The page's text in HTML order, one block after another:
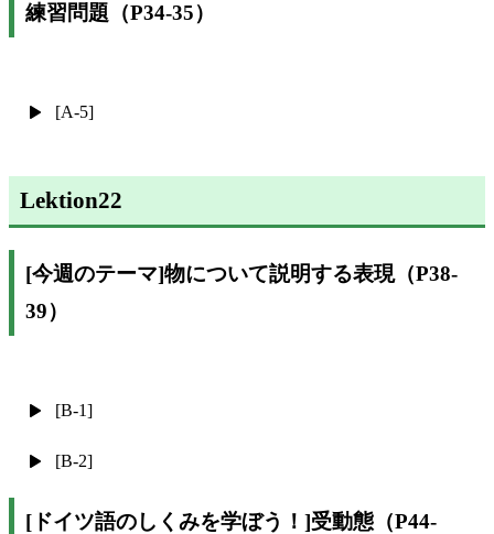
練習問題（P34-35）
[A-5]
Lektion22
[今週のテーマ]物について説明する表現（P38-
39）
[B-1]
[B-2]
[ドイツ語のしくみを学ぼう！]受動態（P44-